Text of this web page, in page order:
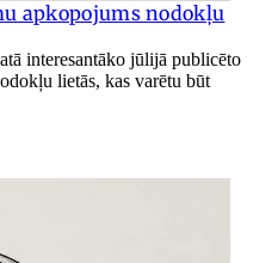
apkopojums nodokļu
interesantāko jūlijā publicēto
lietās, kas varētu būt